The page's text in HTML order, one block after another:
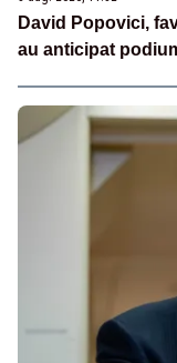
David Popovici,
au anticipat